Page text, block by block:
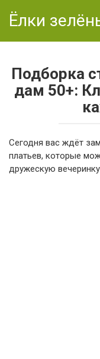
Ёлки
Подборка
дам 50+:
Сегодня вас ждёт
платьев, которые
дружескую